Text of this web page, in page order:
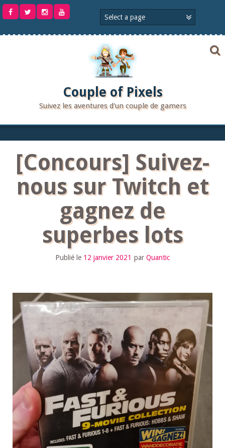
Aller
Couple of Pixels
Suivez les aventures d'un couple de gamers
[Concours] Suivez-
nous sur Twitch et
gagnez de
superbes lots
Publié le 12 janvier 2021 par Quantic